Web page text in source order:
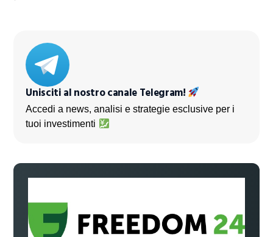
Unisciti al nostro canale Telegram!
Accedi a news, analisi e strategie esclusive per i
tuoi investimenti